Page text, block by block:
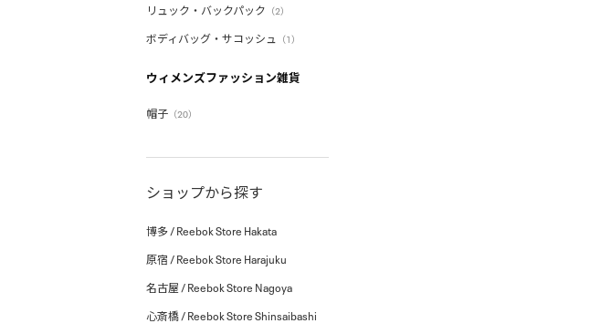
リュック・バックパック （2）
ボディバッグ・サコッシュ （1）
ウィメンズファッション雑貨
帽子 （20）
ショップから探す
博多 / Reebok Store Hakata
原宿 / Reebok Store Harajuku
名古屋 / Reebok Store Nagoya
心斎橋 / Reebok Store Shinsaibashi